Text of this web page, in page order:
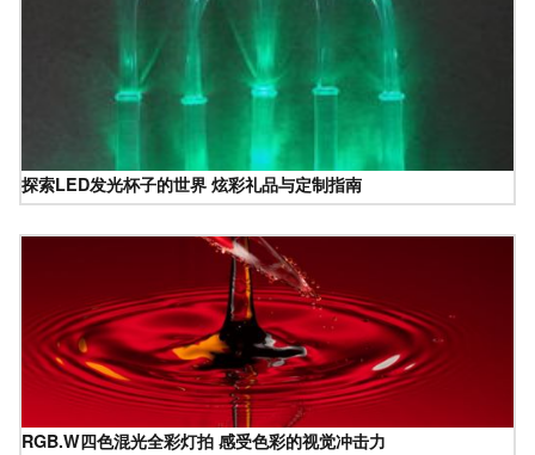
探索LED发光杯子的世界 炫彩礼品与定制指南
RGB.W四色混光全彩灯拍 感受色彩的视觉冲击力